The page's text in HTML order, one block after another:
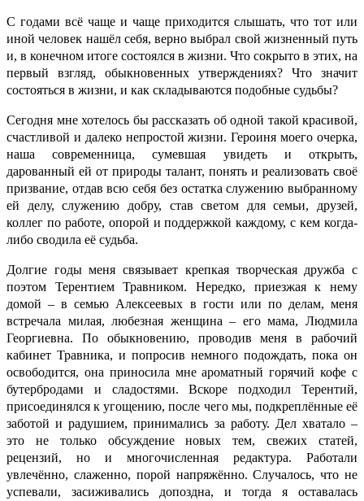
С годами всё чаще и чаще приходится слышать, что тот или
иной человек нашёл себя, верно выбрал свой жизненный путь
и, в конечном итоге состоялся в жизни. Что сокрыто в этих, на
первый взгляд, обыкновенных утверждениях? Что значит
состояться в жизни, и как складываются подобные судьбы?
Сегодня мне хотелось бы рассказать об одной такой красивой,
счастливой и далеко непростой жизни. Героиня моего очерка,
наша современница, сумевшая увидеть и открыть,
дарованный ей от природы талант, понять и реализовать своё
призвание, отдав всю себя без остатка служению выбранному
ей делу, служению добру, став светом для семьи, друзей,
коллег по работе, опорой и поддержкой каждому, с кем когда-
либо сводила её судьба.
Долгие годы меня связывает крепкая творческая дружба с
поэтом Терентием Травником. Нередко, приезжая к нему
домой – в семью Алексеевых в гости или по делам, меня
встречала милая, любезная женщина – его мама, Людмила
Георгиевна. По обыкновению, проводив меня в рабочий
кабинет Травника, и попросив немного подождать, пока он
освободится, она приносила мне ароматный горячий кофе с
бутербродами и сладостями. Вскоре подходил Терентий,
присоединялся к угощению, после чего мы, подкреплённые её
заботой и радушием, принимались за работу. Дел хватало –
это не только обсуждение новых тем, свежих статей,
рецензий, но и многочисленная редактура. Работали
увлечённо, слаженно, порой напряжённо. Случалось, что не
успевали, засиживались допоздна, и тогда я оставалась